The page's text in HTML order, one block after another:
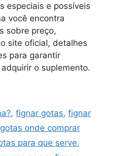
especiais e possíveis
você encontra
sobre preço,
site oficial, detalhes
para garantir
o suplemento.
,fignar gotas,fignar
onde comprar
para que serve,